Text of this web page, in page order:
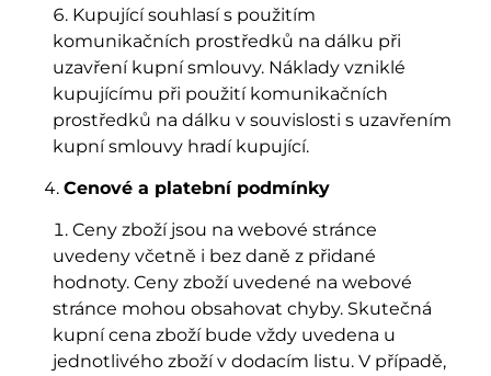
Kupující souhlasí s použitím
komunikačních prostředků na dálku při
uzavření kupní smlouvy. Náklady vzniklé
kupujícímu při použití komunikačních
prostředků na dálku v souvislosti s uzavřením
kupní smlouvy hradí kupující.
Cenové a platební podmínky
Ceny zboží jsou na webové stránce
uvedeny včetně i bez daně z přidané
hodnoty. Ceny zboží uvedené na webové
stránce mohou obsahovat chyby. Skutečná
kupní cena zboží bude vždy uvedena u
jednotlivého zboží v dodacím listu. V případě,